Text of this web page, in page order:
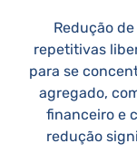
Redução
repetitivas
para se
agregado,
financeiro e
redução